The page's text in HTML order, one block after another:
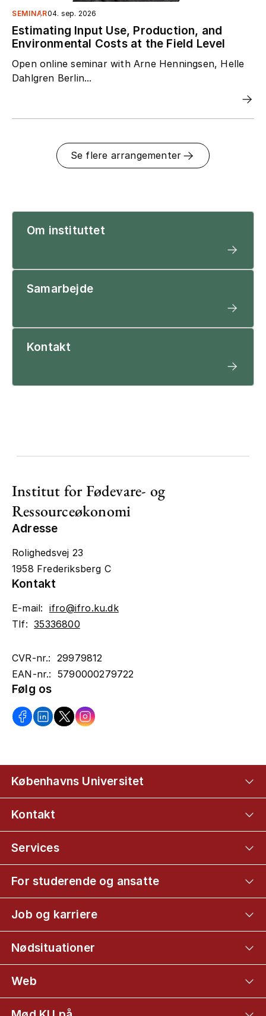
SEMINAR04. sep. 2026
Estimating Input Use, Production, and
Environmental Costs at the Field Level
Open online seminar with Arne Henningsen, Helle
Dahlgren Berlin...
Se flere arrangementer
Om instituttet
Samarbejde
Kontakt
Institut for Fødevare- og
Ressourceøkonomi
Adresse
Rolighedsvej 23
1958 Frederiksberg C
Kontakt
E-mail: ifro@ifro.ku.dk
Tlf:35336800
CVR-nr.: 29979812
EAN-nr.: 5790000279722
Følg os
Københavns Universitet
Kontakt
Services
For studerende og ansatte
Job og karriere
Nødsituationer
Web